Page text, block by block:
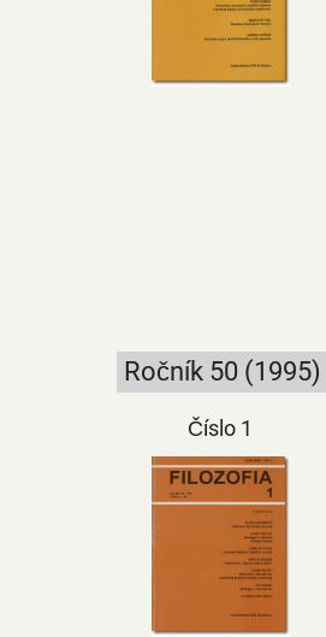
Ročník 50 (1995)
Číslo 1